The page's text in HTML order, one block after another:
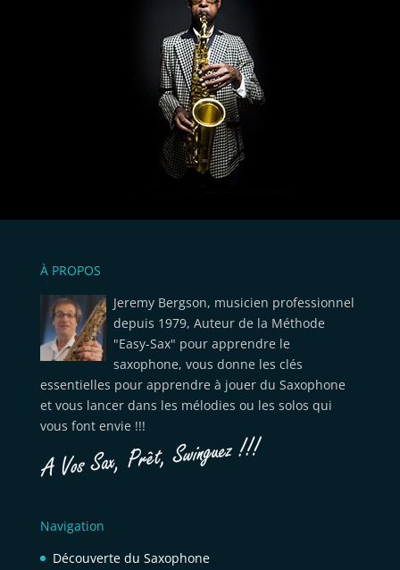
À PROPOS
Jeremy Bergson, musicien professionnel
depuis 1979, Auteur de la Méthode
"Easy-Sax" pour apprendre le
saxophone, vous donne les clés
essentielles pour apprendre à jouer du Saxophone
et vous lancer dans les mélodies ou les solos qui
vous font envie !!!
Navigation
Découverte du Saxophone